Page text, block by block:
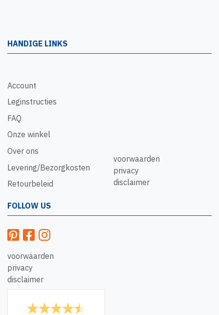
HANDIGE LINKS
Account
Leginstructies
FAQ
Onze winkel
Over ons
Levering/Bezorgkosten
Retourbeleid
voorwaarden
privacy
disclaimer
FOLLOW US
voorwaarden
privacy
disclaimer